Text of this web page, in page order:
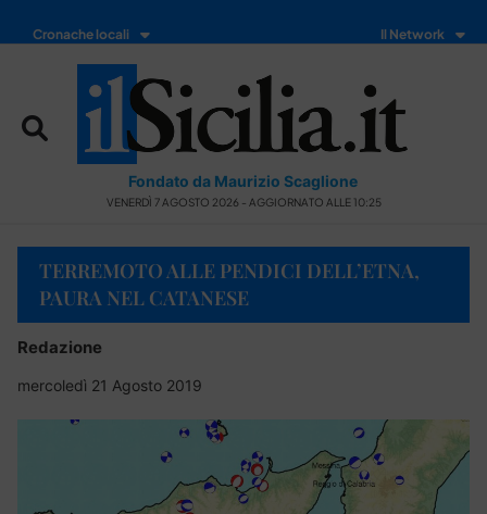
Cronache locali Il Network
Fondato da Maurizio Scaglione
VENERDÌ 7 AGOSTO 2026 - AGGIORNATO ALLE 10:25
TERREMOTO ALLE PENDICI DELL’ETNA,
PAURA NEL CATANESE
Redazione
mercoledì 21 Agosto 2019